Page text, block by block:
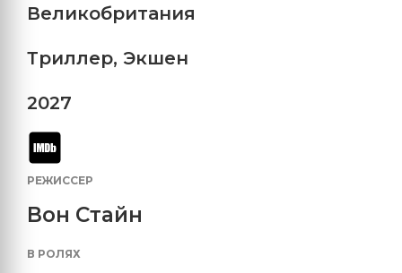
Великобритания
Триллер, Экшен
2027
РЕЖИССЕР
Вон Стайн
В РОЛЯХ